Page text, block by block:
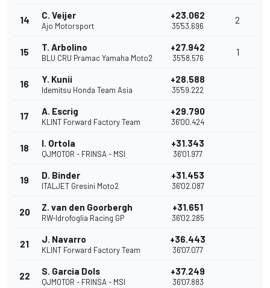
14 C. Veijer
Ajo Motorsport
+23.062
35'53.696
2
15 T. Arbolino
BLU CRU Pramac Yamaha Moto2
+27.942
35'58.576
1
16 Y. Kunii
Idemitsu Honda Team Asia
+28.588
35'59.222
17 A. Escrig
KLINT Forward Factory Team
+29.790
36'00.424
18 I. Ortola
QJMOTOR - FRINSA - MSI
+31.343
36'01.977
19 D. Binder
ITALJET Gresini Moto2
+31.453
36'02.087
20 Z. van den Goorbergh
RW-Idrofoglia Racing GP
+31.651
36'02.285
21 J. Navarro
KLINT Forward Factory Team
+36.443
36'07.077
22 S. Garcia Dols
QJMOTOR - FRINSA - MSI
+37.249
36'07.883